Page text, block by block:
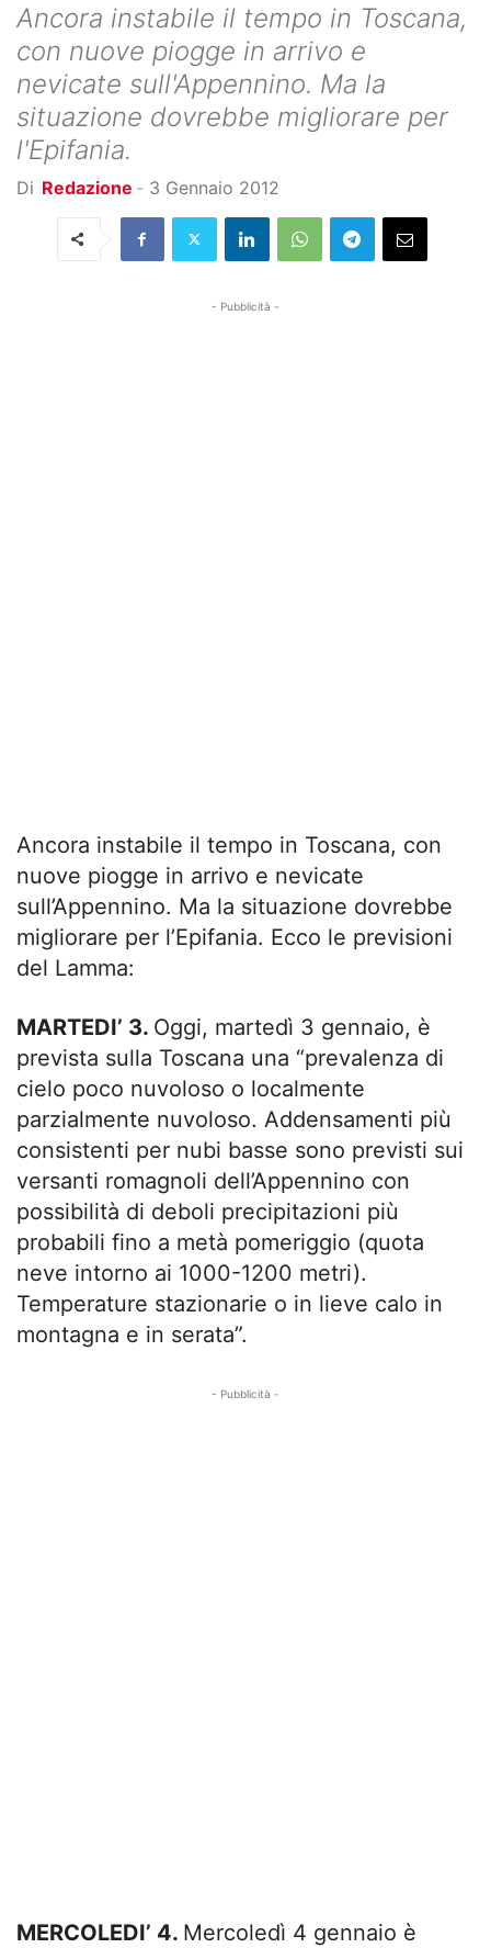
Ancora instabile il tempo in Toscana,
con nuove piogge in arrivo e
nevicate sull'Appennino. Ma la
situazione dovrebbe migliorare per
l'Epifania.
Di Redazione - 3 Gennaio 2012
- Pubblicità -
Ancora instabile il tempo in Toscana, con
nuove piogge in arrivo e nevicate
sull’Appennino. Ma la situazione dovrebbe
migliorare per l’Epifania. Ecco le previsioni
del Lamma:
MARTEDI’ 3. Oggi, martedì 3 gennaio, è
prevista sulla Toscana una “prevalenza di
cielo poco nuvoloso o localmente
parzialmente nuvoloso. Addensamenti più
consistenti per nubi basse sono previsti sui
versanti romagnoli dell’Appennino con
possibilità di deboli precipitazioni più
probabili fino a metà pomeriggio (quota
neve intorno ai 1000-1200 metri).
Temperature stazionarie o in lieve calo in
montagna e in serata”.
- Pubblicità -
MERCOLEDI’ 4. Mercoledì 4 gennaio è